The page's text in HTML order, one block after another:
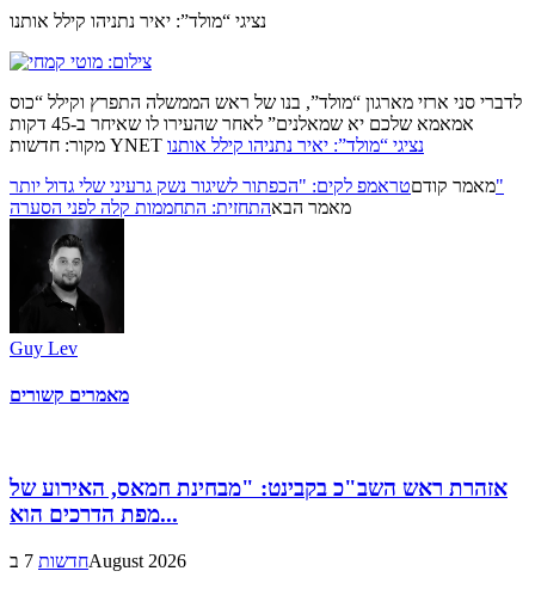
נציגי “מולד”: יאיר נתניהו קילל אותנו
לדברי סני ארזי מארגון “מולד”, בנו של ראש הממשלה התפרץ וקילל “כוס
אמאמא שלכם יא שמאלנים” לאחר שהעירו לו שאיחר ב-45 דקות
מקור: חדשות YNET נציגי “מולד”: יאיר נתניהו קילל אותנו
מאמר קודםטראמפ לקים: "הכפתור לשיגור נשק גרעיני שלי גדול יותר"
מאמר הבאהתחזית: התחממות קלה לפני הסערה
Guy Lev
מאמרים קשורים
אזהרת ראש השב"כ בקבינט: "מבחינת חמאס, האירוע של
מפת הדרכים הוא...
חדשות7 בAugust 2026